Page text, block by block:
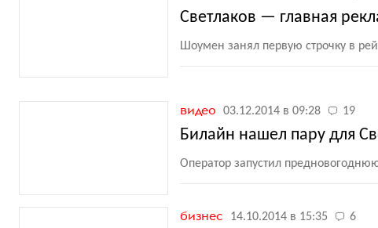
Светлаков — главная
Шоумен занял первую строчку в
видео 03.12.2014 в 09:28 19
Билайн нашел пару для
Оператор запустил
бизнес 14.10.2014 в 15:35 6